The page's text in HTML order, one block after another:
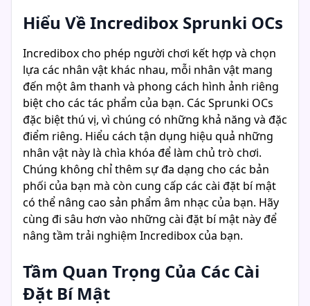
Hiểu Về Incredibox Sprunki OCs
Incredibox cho phép người chơi kết hợp và chọn
lựa các nhân vật khác nhau, mỗi nhân vật mang
đến một âm thanh và phong cách hình ảnh riêng
biệt cho các tác phẩm của bạn. Các Sprunki OCs
đặc biệt thú vị, vì chúng có những khả năng và đặc
điểm riêng. Hiểu cách tận dụng hiệu quả những
nhân vật này là chìa khóa để làm chủ trò chơi.
Chúng không chỉ thêm sự đa dạng cho các bản
phối của bạn mà còn cung cấp các cài đặt bí mật
có thể nâng cao sản phẩm âm nhạc của bạn. Hãy
cùng đi sâu hơn vào những cài đặt bí mật này để
nâng tầm trải nghiệm Incredibox của bạn.
Tầm Quan Trọng Của Các Cài
Đặt Bí Mật